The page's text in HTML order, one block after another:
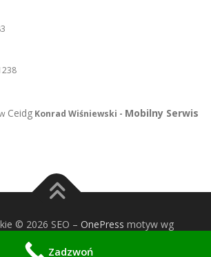
Ceidg Konrad Wiśniewski - Mobilny Serwis
© 2026 SEO – OnePress motyw wg
FameThemes
Zadzwoń